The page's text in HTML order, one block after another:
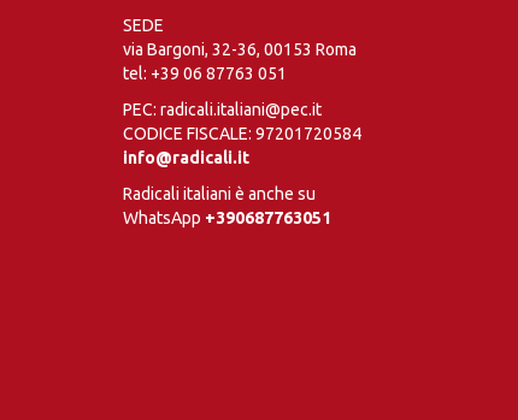
SEDE
via Bargoni, 32-36, 00153 Roma
tel: +39 06 87763 051
PEC: radicali.italiani@pec.it
CODICE FISCALE: 97201720584
info@radicali.it
Radicali italiani è anche su
WhatsApp +390687763051